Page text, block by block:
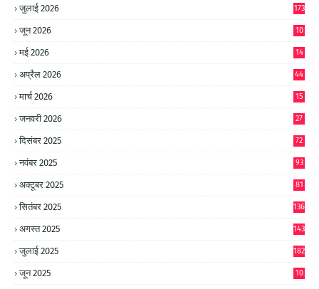
जुलाई 2026 173
जून 2026
10
मई 2026
14
अप्रैल 2026 44
मार्च 2026 15
जनवरी 2026 27
दिसंबर 2025 72
नवंबर 2025 93
अक्टूबर 2025 81
सितंबर 2025 136
अगस्त 2025 143
जुलाई 2025 182
जून 2025
10